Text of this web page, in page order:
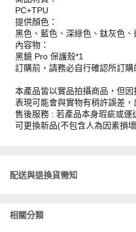
PC+TPU
提供顏色：
黑色、藍色、深綠色、鈦灰色、
內容物：
黑鏡 Pro 保護殼*1
訂購前，請務必自行確認所訂
本產品皆以實品拍攝商品，但
表現可能會與實物有稍許誤差，
售後服務 : 若產品本身瑕疵或
可更換新品(不包含人為因素損
配送與退換貨需知
相關分類